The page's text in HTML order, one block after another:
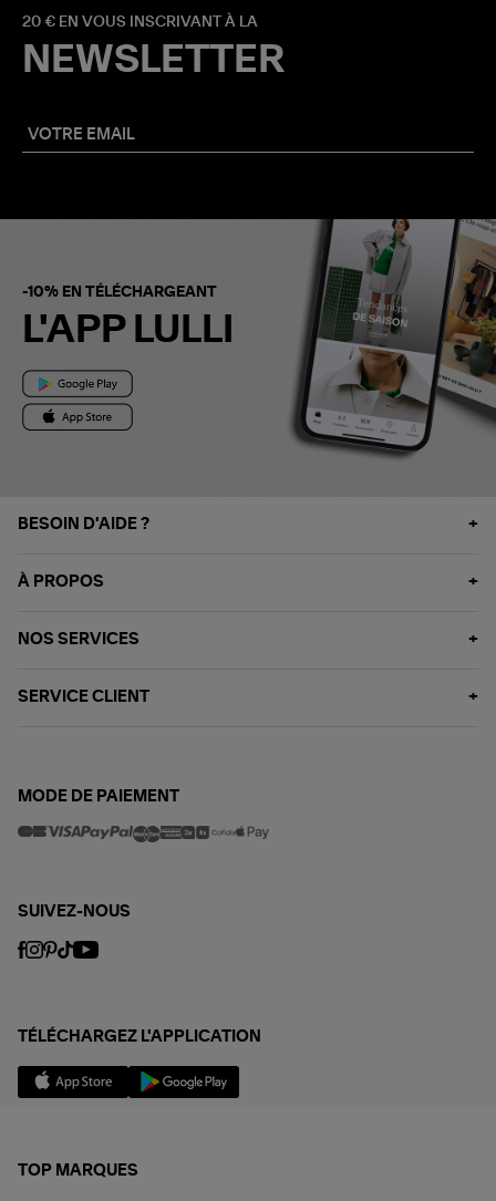
20 € EN VOUS INSCRIVANT À LA
NEWSLETTER
-10% EN TÉLÉCHARGEANT
L'APP LULLI
BESOIN D'AIDE ?
À PROPOS
NOS SERVICES
SERVICE CLIENT
MODE DE PAIEMENT
SUIVEZ-NOUS
TÉLÉCHARGEZ L'APPLICATION
TOP MARQUES